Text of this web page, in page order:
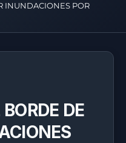
INUNDACIONES POR
DE